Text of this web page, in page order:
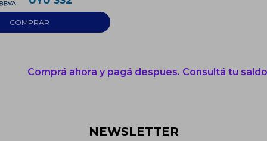
Comprá ahora y pagá despues. Consultá tu
NEWSLETTER